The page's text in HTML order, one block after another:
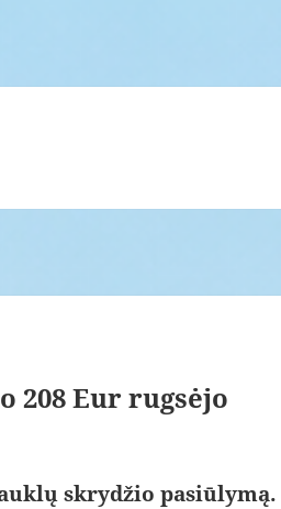
208 Eur rugsėjo
skrydžio pasiūlymą.